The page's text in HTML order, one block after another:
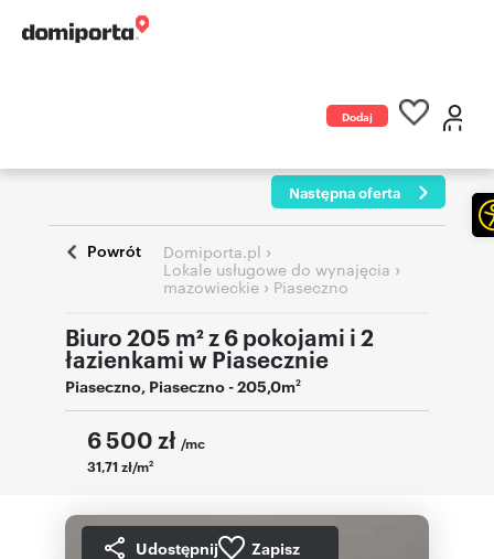
Dodaj
Następna oferta
Powrót Domiporta.pl ›
Lokale usługowe do wynajęcia ›
mazowieckie › Piaseczno
Biuro 205 m² z 6 pokojami i 2
łazienkami w Piasecznie
Piaseczno, Piaseczno- 205,0m2
6 500 zł /mc
31,71 zł/m2
Udostępnij Zapisz